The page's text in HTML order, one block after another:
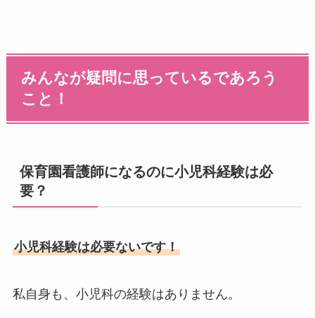
みんなが疑問に思っているであろう
こと！
保育園看護師になるのに小児科経験は必
要？
小児科経験は必要ないです！
私自身も、小児科の経験はありません。